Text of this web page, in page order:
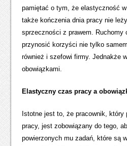
pamiętać o tym, że elastyczność
także kończenia dnia pracy nie
sprzeczności z prawem. Ruchomy
przynosić korzyści nie tylko
również i szefowi firmy. Jednakże
obowiązkami.
Elastyczny czas pracy a
Istotne jest to, że pracownik,
pracy, jest zobowiązany do tego,
powierzonych mu zadań, które są